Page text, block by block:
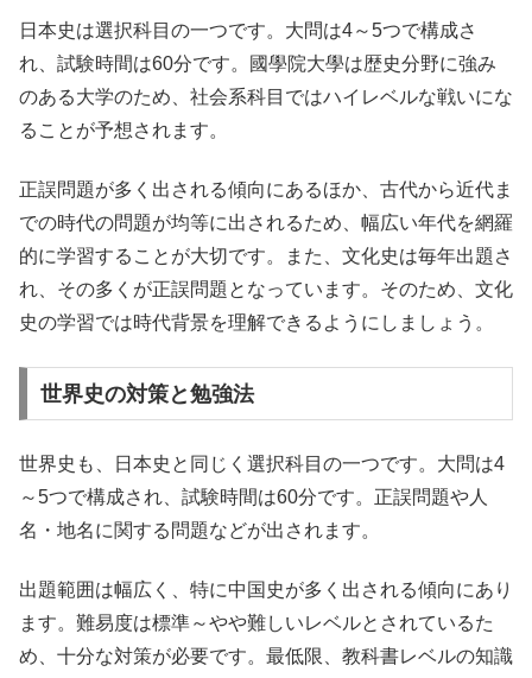
日本史は選択科目の一つです。大問は4～5つで構成さ
れ、試験時間は60分です。國學院大學は歴史分野に強み
のある大学のため、社会系科目ではハイレベルな戦いにな
ることが予想されます。
正誤問題が多く出される傾向にあるほか、古代から近代ま
での時代の問題が均等に出されるため、幅広い年代を網羅
的に学習することが大切です。また、文化史は毎年出題さ
れ、その多くが正誤問題となっています。そのため、文化
史の学習では時代背景を理解できるようにしましょう。
世界史の対策と勉強法
世界史も、日本史と同じく選択科目の一つです。大問は4
～5つで構成され、試験時間は60分です。正誤問題や人
名・地名に関する問題などが出されます。
出題範囲は幅広く、特に中国史が多く出される傾向にあり
ます。難易度は標準～やや難しいレベルとされているた
め、十分な対策が必要です。最低限、教科書レベルの知識